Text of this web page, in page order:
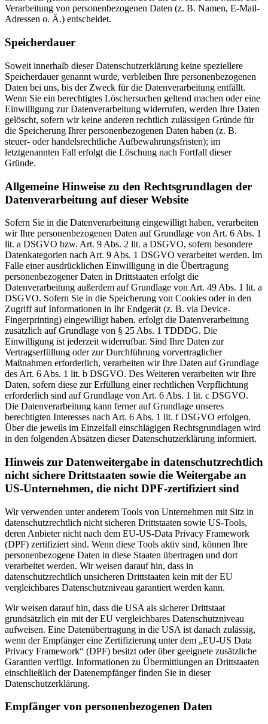
Verarbeitung von personenbezogenen Daten (z. B. Namen, E-Mail-
Adressen o. Ä.) entscheidet.
Speicherdauer
Soweit innerhalb dieser Datenschutzerklärung keine speziellere
Speicherdauer genannt wurde, verbleiben Ihre personenbezogenen
Daten bei uns, bis der Zweck für die Datenverarbeitung entfällt.
Wenn Sie ein berechtigtes Löschersuchen geltend machen oder eine
Einwilligung zur Datenverarbeitung widerrufen, werden Ihre Daten
gelöscht, sofern wir keine anderen rechtlich zulässigen Gründe für
die Speicherung Ihrer personenbezogenen Daten haben (z. B.
steuer- oder handelsrechtliche Aufbewahrungsfristen); im
letztgenannten Fall erfolgt die Löschung nach Fortfall dieser
Gründe.
Allgemeine Hinweise zu den Rechtsgrundlagen der
Datenverarbeitung auf dieser Website
Sofern Sie in die Datenverarbeitung eingewilligt haben, verarbeiten
wir Ihre personenbezogenen Daten auf Grundlage von Art. 6 Abs. 1
lit. a DSGVO bzw. Art. 9 Abs. 2 lit. a DSGVO, sofern besondere
Datenkategorien nach Art. 9 Abs. 1 DSGVO verarbeitet werden. Im
Falle einer ausdrücklichen Einwilligung in die Übertragung
personenbezogener Daten in Drittstaaten erfolgt die
Datenverarbeitung außerdem auf Grundlage von Art. 49 Abs. 1 lit. a
DSGVO. Sofern Sie in die Speicherung von Cookies oder in den
Zugriff auf Informationen in Ihr Endgerät (z. B. via Device-
Fingerprinting) eingewilligt haben, erfolgt die Datenverarbeitung
zusätzlich auf Grundlage von § 25 Abs. 1 TDDDG. Die
Einwilligung ist jederzeit widerrufbar. Sind Ihre Daten zur
Vertragserfüllung oder zur Durchführung vorvertraglicher
Maßnahmen erforderlich, verarbeiten wir Ihre Daten auf Grundlage
des Art. 6 Abs. 1 lit. b DSGVO. Des Weiteren verarbeiten wir Ihre
Daten, sofern diese zur Erfüllung einer rechtlichen Verpflichtung
erforderlich sind auf Grundlage von Art. 6 Abs. 1 lit. c DSGVO.
Die Datenverarbeitung kann ferner auf Grundlage unseres
berechtigten Interesses nach Art. 6 Abs. 1 lit. f DSGVO erfolgen.
Über die jeweils im Einzelfall einschlägigen Rechtsgrundlagen wird
in den folgenden Absätzen dieser Datenschutzerklärung informiert.
Hinweis zur Datenweitergabe in datenschutzrechtlich
nicht sichere Drittstaaten sowie die Weitergabe an
US-Unternehmen, die nicht DPF-zertifiziert sind
Wir verwenden unter anderem Tools von Unternehmen mit Sitz in
datenschutzrechtlich nicht sicheren Drittstaaten sowie US-Tools,
deren Anbieter nicht nach dem EU-US-Data Privacy Framework
(DPF) zertifiziert sind. Wenn diese Tools aktiv sind, können Ihre
personenbezogene Daten in diese Staaten übertragen und dort
verarbeitet werden. Wir weisen darauf hin, dass in
datenschutzrechtlich unsicheren Drittstaaten kein mit der EU
vergleichbares Datenschutzniveau garantiert werden kann.
Wir weisen darauf hin, dass die USA als sicherer Drittstaat
grundsätzlich ein mit der EU vergleichbares Datenschutzniveau
aufweisen. Eine Datenübertragung in die USA ist danach zulässig,
wenn der Empfänger eine Zertifizierung unter dem „EU-US Data
Privacy Framework“ (DPF) besitzt oder über geeignete zusätzliche
Garantien verfügt. Informationen zu Übermittlungen an Drittstaaten
einschließlich der Datenempfänger finden Sie in dieser
Datenschutzerklärung.
Empfänger von personenbezogenen Daten